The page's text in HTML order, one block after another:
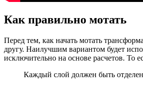
Как правильно мотать
Перед тем, как начать мотать
другу. Наилучшим вариантом будет
исключительно на основе расчетов. То
Каждый слой должен быть